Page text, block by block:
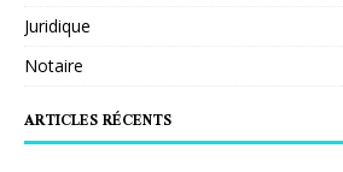
Juridique
Notaire
ARTICLES RÉCENTS